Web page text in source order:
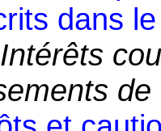
dans
de